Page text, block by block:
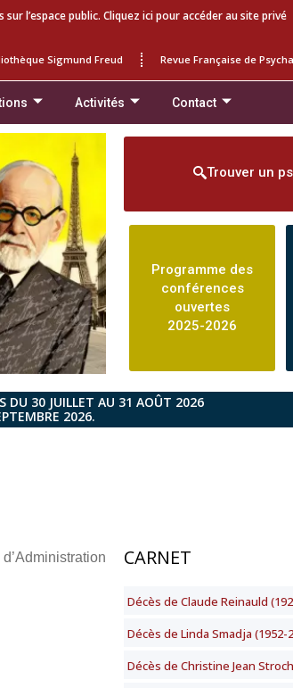
sur l’espace public. Cliquez ici pour accéder au site privé
Sigmund Freud Revue Française de
Activités Contact
Trouver un
Programme des
conférences
ouvertes
2025-2026
DU 30 JUILLET AU 31 AOÛT 2026
2026.
CARNET
Décès de Claude Reinauld
Décès de Linda Smadja (1952-
Décès de Christine Jean